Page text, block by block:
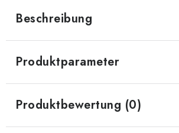
Beschreibung
Produktparameter
Produktbewertung (0)